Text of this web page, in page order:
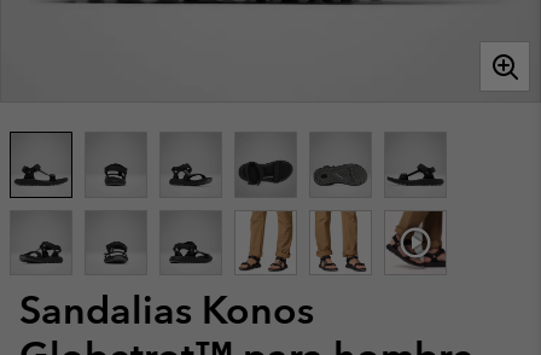
Sandalias Konos